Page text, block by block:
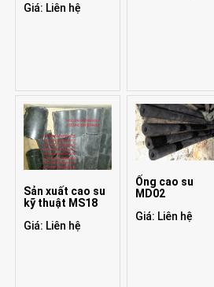
Giá: Liên hệ
Sản xuất cao su
kỹ thuật MS18
Giá: Liên hệ
Ống cao su
MD02
Giá: Liên hệ